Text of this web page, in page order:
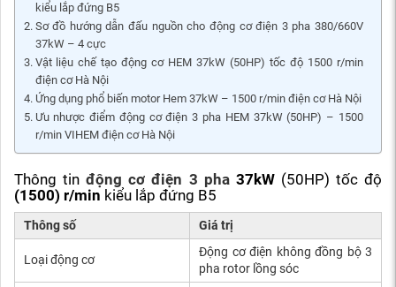
kiểu lắp đứng B5
Sơ đồ hướng dẫn đấu nguồn cho động cơ điện 3 pha 380/660V
37kW – 4 cực
Vật liệu chế tạo động cơ HEM 37kW (50HP) tốc độ 1500 r/min
điện cơ Hà Nội
Ứng dụng phổ biến motor Hem 37kW – 1500 r/min điện cơ Hà Nội
Ưu nhược điểm động cơ điện 3 pha HEM 37kW (50HP) – 1500
r/min VIHEM điện cơ Hà Nội
Thông tinđộng cơ điện 3 pha37kW(50HP) tốc độ
(1500) r/min kiểu lắp đứng B5
Thông số Giá trị
Loại động cơ
Động cơ điện không đồng bộ 3
pha rotor lồng sóc